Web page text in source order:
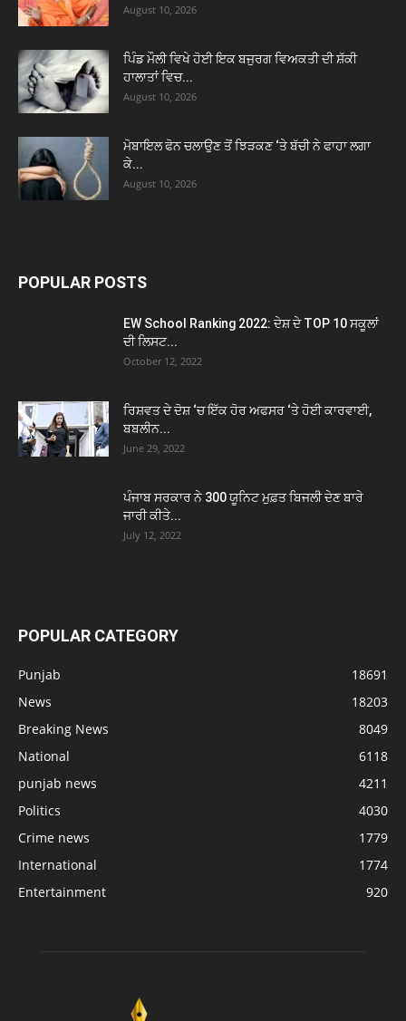
August 10, 2026
ਪਿੰਡ ਮੌਲੀ ਵਿਖੇ ਹੋਈ ਇਕ ਬਜੁਰਗ ਵਿਅਕਤੀ ਦੀ ਸ਼ੱਕੀ
ਹਾਲਾਤਾਂ ਵਿਚ...
August 10, 2026
ਮੋਬਾਇਲ ਫੋਨ ਚਲਾਉਣ ਤੋਂ ਝਿੜਕਣ ‘ਤੇ ਬੱਚੀ ਨੇ ਫਾਹਾ ਲਗਾ
ਕੇ...
August 10, 2026
POPULAR POSTS
EW School Ranking 2022: ਦੇਸ਼ ਦੇ TOP 10 ਸਕੂਲਾਂ
ਦੀ ਲਿਸਟ...
October 12, 2022
ਰਿਸ਼ਵਤ ਦੇ ਦੋਸ਼ ‘ਚ ਇੱਕ ਹੋਰ ਅਫਸਰ ‘ਤੇ ਹੋਈ ਕਾਰਵਾਈ,
ਬਬਲੀਨ...
June 29, 2022
ਪੰਜਾਬ ਸਰਕਾਰ ਨੇ 300 ਯੂਨਿਟ ਮੁਫ਼ਤ ਬਿਜਲੀ ਦੇਣ ਬਾਰੇ
ਜਾਰੀ ਕੀਤੇ...
July 12, 2022
POPULAR CATEGORY
Punjab
18691
News
18203
Breaking News
8049
National
6118
punjab news
4211
Politics
4030
Crime news
1779
International
1774
Entertainment
920